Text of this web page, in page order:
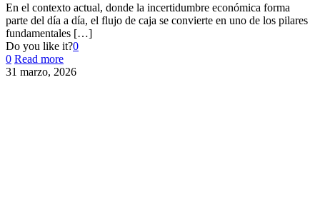
En el contexto actual, donde la incertidumbre económica forma
parte del día a día, el flujo de caja se convierte en uno de los pilares
fundamentales […]
Do you like it?0
0 Read more
31 marzo, 2026